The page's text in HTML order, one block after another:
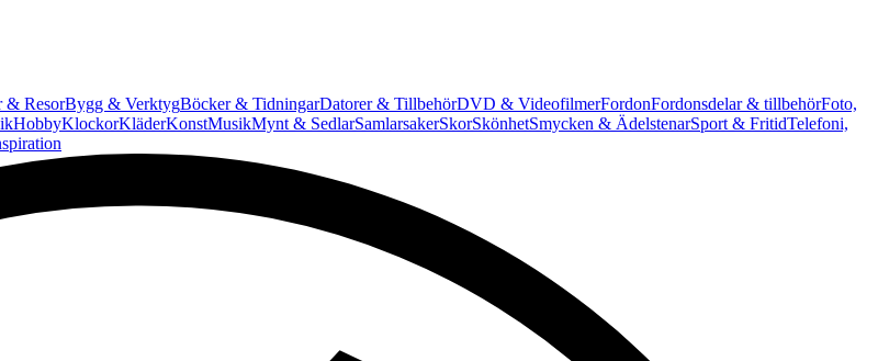
& ResorBygg & VerktygBöcker & TidningarDatorer & TillbehörDVD & VideofilmerFordonFordonsdelar & tillbehörFoto,
HobbyKlockorKläderKonstMusikMynt & SedlarSamlarsakerSkorSkönhetSmycken & ÄdelstenarSport & FritidTelefoni,